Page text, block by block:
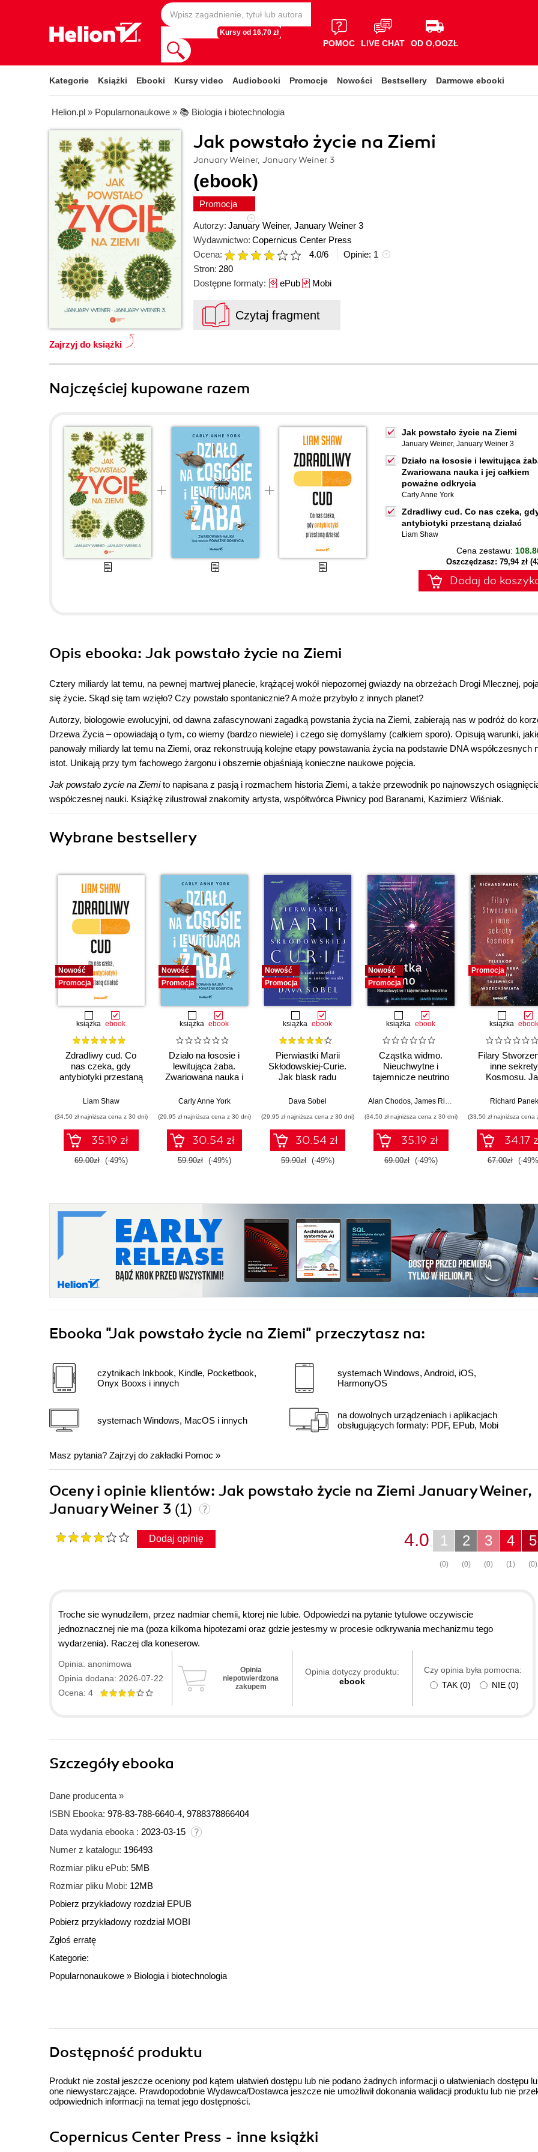
Kursy od 16,70 zł
POMOC LIVE CHAT OD O,OOZŁ
Kategorie Książki Ebooki Kursy video Audiobooki Promocje Nowości Bestsellery Darmowe ebooki
Helion.pl » Popularnonaukowe » 📚 Biologia i biotechnologia
Jak powstało życie na Ziemi
January Weiner, January Weiner 3
(ebook)
Promocja
Zajrzyj do książki
Autorzy: January Weiner, January Weiner 3
Wydawnictwo: Copernicus Center Press
Ocena:
4.0/6 Opinie: 1
Stron: 280
Dostępne formaty: ePubMobi
Czytaj fragment
Najczęściej kupowane razem
Jak powstało życie na Ziemi
January Weiner, January Weiner 3
Działo na łososie i lewitująca
Zwariowana nauka i jej całkiem
poważne odkrycia
Carly Anne York
Zdradliwy cud. Co nas czeka,
antybiotyki przestaną działać
Liam Shaw
Cena zestawu:
Oszczędzasz: 79,94 zł
Dodaj do
Opis ebooka: Jak powstało życie na Ziemi
Cztery miliardy lat temu, na pewnej martwej planecie, krążącej wokół niepozornej gwiazdy na obrzeżach Drogi Mlecznej,
się życie. Skąd się tam wzięło? Czy powstało spontanicznie? A może przybyło z innych planet?
Autorzy, biologowie ewolucyjni, od dawna zafascynowani zagadką powstania życia na Ziemi, zabierają nas w podróż do
Drzewa Życia – opowiadają o tym, co wiemy (bardzo niewiele) i czego się domyślamy (całkiem sporo). Opisują warunki,
panowały miliardy lat temu na Ziemi, oraz rekonstruują kolejne etapy powstawania życia na podstawie DNA współczesnych
istot. Unikają przy tym fachowego żargonu i obszernie objaśniają konieczne naukowe pojęcia.
Jak powstało życie na Ziemito napisana z pasją i rozmachem historia Ziemi, a także przewodnik po najnowszych
współczesnej nauki. Książkę zilustrował znakomity artysta, współtwórca Piwnicy pod Baranami, Kazimierz Wiśniak.
Wybrane bestsellery
Nowość
Promocja
książka ebook
Zdradliwy cud. Co
nas czeka, gdy
antybiotyki przestaną
Liam Shaw
(34,50 zł najniższa cena z 30 dni)
35.19 zł
69.00zł (-49%)
Nowość
Promocja
książka ebook
Działo na łososie i
lewitująca żaba.
Zwariowana nauka i
odkrycia
Carly Anne York
(29,95 zł najniższa cena z 30 dni)
30.54 zł
59.90zł (-49%)
Nowość
Promocja
książka ebook
Pierwiastki Marii
Skłodowskiej-Curie.
Jak blask radu
kobietom w świecie
Dava Sobel
(29,95 zł najniższa cena z 30 dni)
30.54 zł
59.90zł (-49%)
Nowość
Promocja
książka ebook
Cząstka widmo.
Nieuchwytne i
tajemnicze neutrino
Alan Chodos, James Riordon
(34,50 zł najniższa cena z 30 dni)
35.19 zł
69.00zł (-49%)
Promocja
książka ebook
Filary
inne sekrety
Kosmosu.
Webba
Richard Panek
(33,50 zł najniższa cena
34.17
67.00zł (-
Ebooka "Jak powstało życie na Ziemi" przeczytasz na:
czytnikach Inkbook, Kindle, Pocketbook,
Onyx Booxs i innych
systemach Windows, MacOS i innych
systemach Windows, Android, iOS,
HarmonyOS
na dowolnych urządzeniach i aplikacjach
obsługujących formaty: PDF, EPub, Mobi
Masz pytania? Zajrzyj do zakładki Pomoc »
Oceny i opinie klientów: Jak powstało życie na Ziemi January Weiner,
January Weiner 3 (1)
Dodaj opinię 5
(0)
4
(1)
3
(0)
2
(0)
1
(0)
4.0
Troche sie wynudzilem, przez nadmiar chemii, ktorej nie lubie. Odpowiedzi na pytanie tytulowe oczywiscie
jednoznacznej nie ma (poza kilkoma hipotezami oraz gdzie jestesmy w procesie odkrywania mechanizmu tego
wydarzenia). Raczej dla koneserow.
Opinia: anonimowa
Opinia dodana: 2026-07-22
Ocena: 4
Opinia
niepotwierdzona
zakupem
Opinia dotyczy produktu:
ebook
Czy opinia była pomocna:
TAK (0) NIE (0)
Szczegółyebooka
Dane producenta »
ISBN Ebooka: 978-83-788-6640-4, 9788378866404
Data wydania ebooka : 2023-03-15
Numer z katalogu: 196493
Rozmiar pliku ePub: 5MB
Rozmiar pliku Mobi: 12MB
Pobierz przykładowy rozdział EPUB
Pobierz przykładowy rozdział MOBI
Zgłoś erratę
Kategorie:
Popularnonaukowe » Biologia i biotechnologia
Dostępność produktu
Produkt nie został jeszcze oceniony pod kątem ułatwień dostępu lub nie podano żadnych informacji o ułatwieniach dostępu
one niewystarczające. Prawdopodobnie Wydawca/Dostawca jeszcze nie umożliwił dokonania walidacji produktu lub nie
odpowiednich informacji na temat jego dostępności.
Copernicus Center Press - inne książki